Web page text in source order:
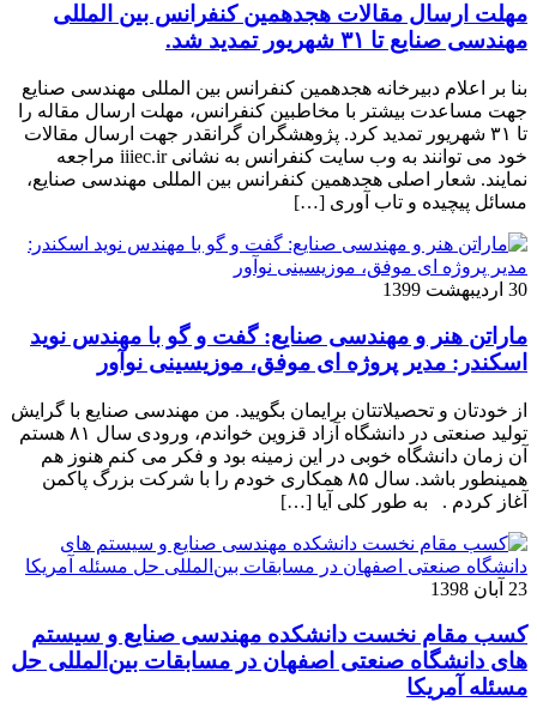
مهلت ارسال مقالات هجدهمین کنفرانس بین المللی
مهندسی صنایع تا ۳۱ شهریور تمدید شد.
بنا بر اعلام دبیرخانه هجدهمین کنفرانس بین المللی مهندسی صنایع
جهت مساعدت بیشتر با مخاطبین کنفرانس، مهلت ارسال مقاله را
تا ۳۱ شهریور تمدید کرد. پژوهشگران گرانقدر جهت ارسال مقالات
خود می توانند به وب سایت کنفرانس به نشانی iiiec.ir مراجعه
نمایند. شعار اصلی هجدهمین کنفرانس بین المللی مهندسی صنایع،
مسائل پیچیده و تاب آوری […]
30 اردیبهشت 1399
ماراتن هنر و مهندسی صنایع: گفت و گو با مهندس نوید
اسکندر: مدیر پروژه ای موفق، موزیسینی نوآور
از خودتان و تحصیلاتتان برایمان بگویید. من مهندسی صنایع با گرایش
تولید صنعتی در دانشگاه آزاد قزوین خواندم، ورودی سال ۸۱ هستم
آن زمان دانشگاه خوبی در این زمینه بود و فکر می کنم هنوز هم
همینطور باشد. سال ۸۵ همکاری خودم را با شرکت بزرگ پاکمن
آغاز کردم . به طور کلی آیا […]
23 آبان 1398
کسب مقام نخست دانشکده مهندسی صنایع و سیستم
های دانشگاه صنعتی اصفهان در مسابقات بین‌المللی حل
مسئله آمریکا